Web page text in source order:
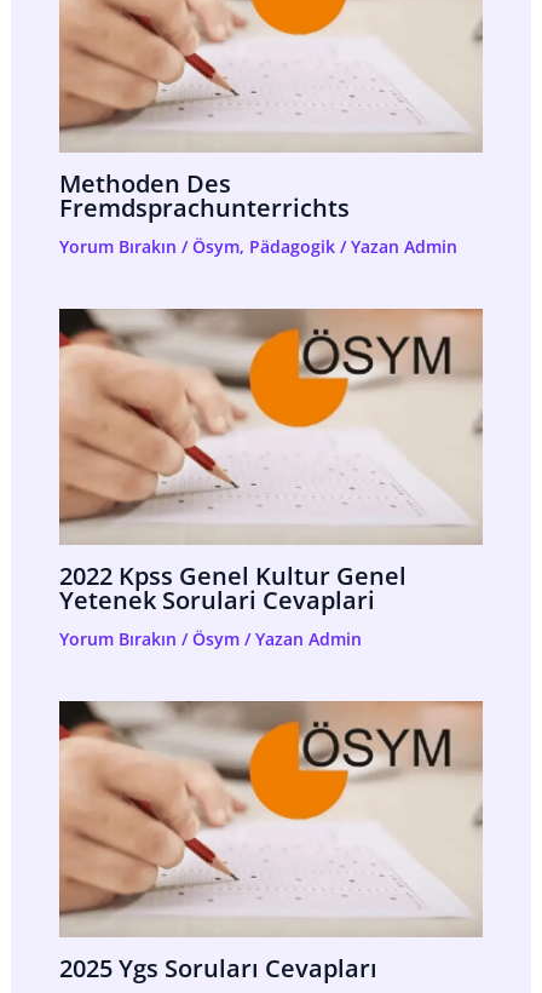
Methoden Des
Fremdsprachunterrichts
Yorum Bırakın /Ösym, Pädagogik/ Yazan Admin
2022 Kpss Genel Kultur Genel
Yetenek Sorulari Cevaplari
Yorum Bırakın /Ösym/ Yazan Admin
2025 Ygs Soruları Cevapları